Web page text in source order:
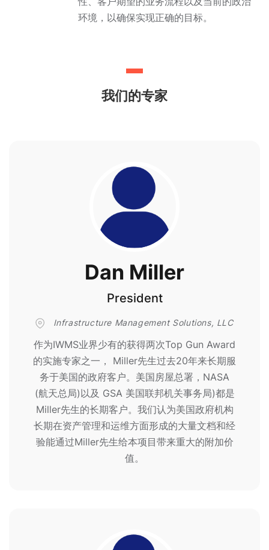
环境，以确保实现正确的目标。
我们的专家
Dan Miller
President
Infrastructure Management Solutions, LLC
作为IWMS业界少有的获得两次Top Gun Award
的实施专家之一， Miller先生过去20年来长期服
务于美国的政府客户。美国房屋总署，NASA
(航天总局)以及 GSA 美国联邦机关事务局)都是
Miller先生的长期客户。我们认为美国政府机构
长期在资产管理和运维方面形成的大量文档和经
验能通过Miller先生给本项目带来重大的附加价
值。